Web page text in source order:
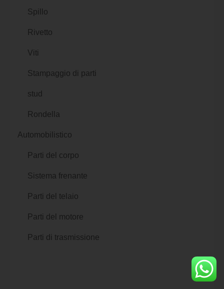
Spillo
Rivetto
Viti
Stampaggio di parti
stud
Rondella
Automobilistico
Parti del corpo
Sistema frenante
Parti del telaio
Parti del motore
Parti di trasmissione